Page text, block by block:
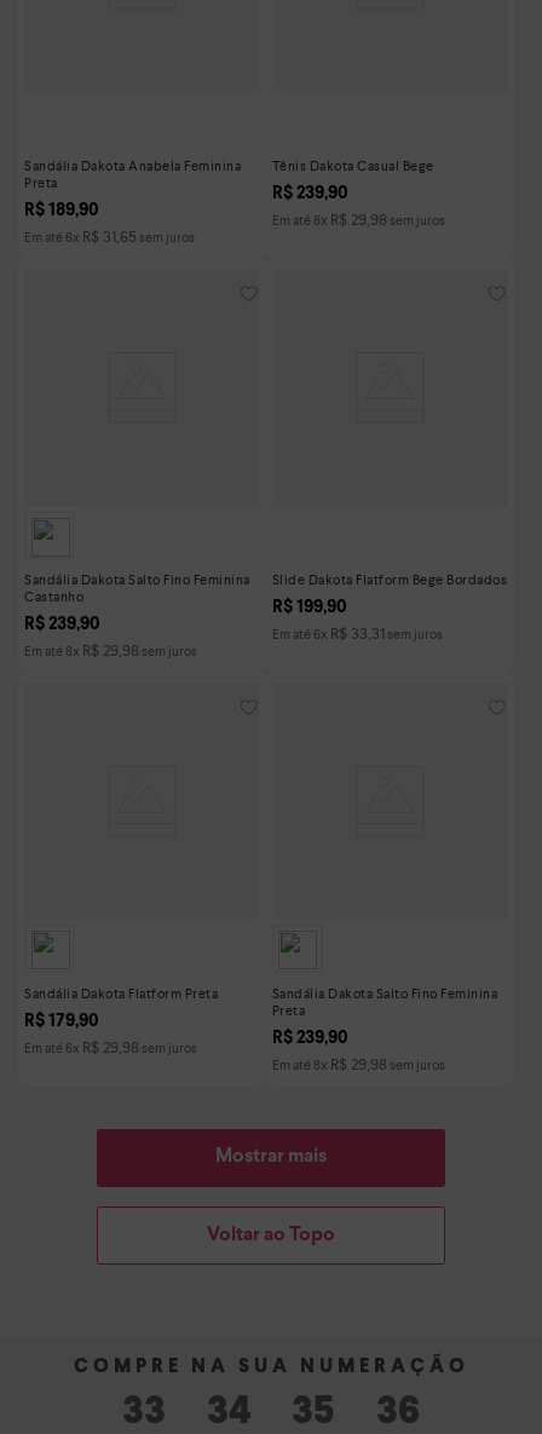
Sandália Dakota Anabela Feminina
Preta
R$ 189,90
Em até 6x R$ 31,65 sem juros
Tênis Dakota Casual Bege
R$ 239,90
Em até 8x R$ 29,98 sem juros
Sandália Dakota Salto Fino Feminina
Castanho
R$ 239,90
Em até 8x R$ 29,98 sem juros
Slide Dakota Flatform Bege Bordados
R$ 199,90
Em até 6x R$ 33,31 sem juros
Sandália Dakota Flatform Preta
R$ 179,90
Em até 6x R$ 29,98 sem juros
Sandália Dakota Salto Fino Feminina
Preta
R$ 239,90
Em até 8x R$ 29,98 sem juros
Mostrar mais
Voltar ao Topo
33 34 35
36